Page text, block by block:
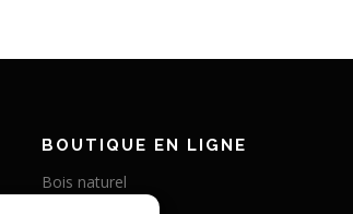
BOUTIQUE EN LIGNE
Bois naturel